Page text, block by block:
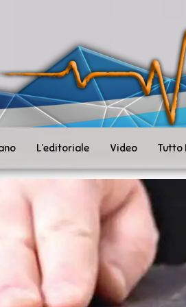
L’editoriale Video Tutto